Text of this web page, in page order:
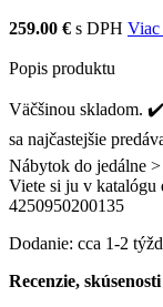
259.00 € s DPH
Popis produktu
Väčšinou skladom.
sa najčastejšie
Nábytok do jedálne
Viete si ju v
4250950200135
Dodanie: cca 1-2
Recenzie, skúsenosti